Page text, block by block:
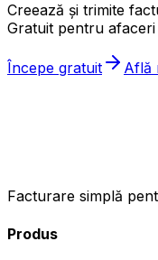
Creează și trimite
Gratuit pentru afaceri
Începe gratuit Află
Facturare simplă
Produs